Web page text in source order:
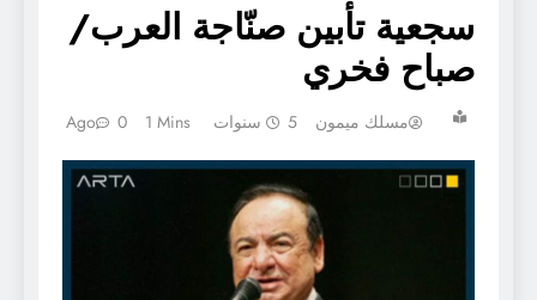
سجعية تأبين صنّاجة العرب/
صباح فخري
مسلك ميمون 5 سنوات Ago 0 1 Mins